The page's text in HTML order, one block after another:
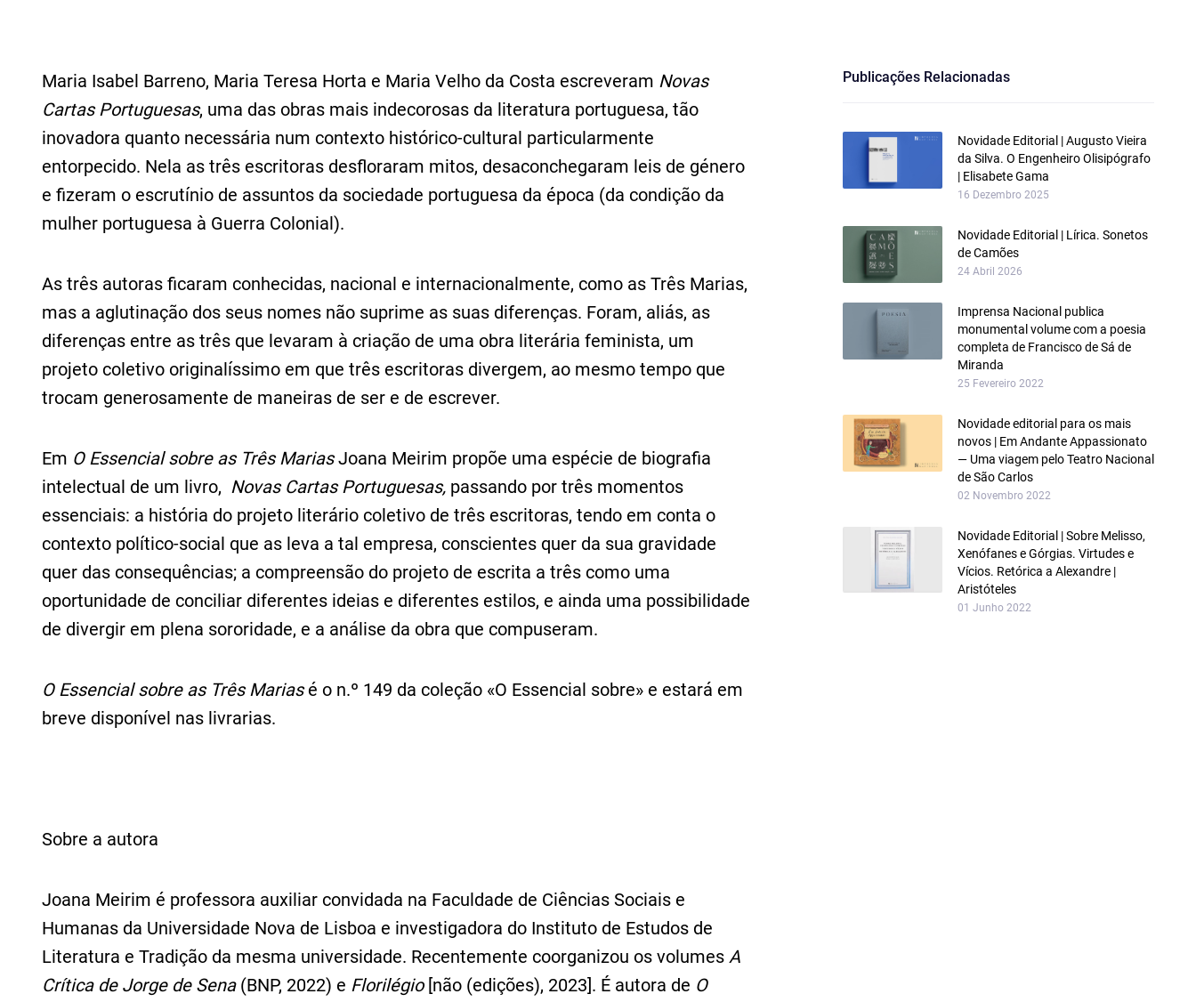
Maria Isabel Barreno, Maria Teresa Horta e Maria Velho da Costa escreveram Novas
Cartas Portuguesas, uma das obras mais indecorosas da literatura portuguesa, tão
inovadora quanto necessária num contexto histórico-cultural particularmente
entorpecido. Nela as três escritoras desfloraram mitos, desaconchegaram leis de género
e fizeram o escrutínio de assuntos da sociedade portuguesa da época (da condição da
mulher portuguesa à Guerra Colonial).
As três autoras ficaram conhecidas, nacional e internacionalmente, como as Três Marias,
mas a aglutinação dos seus nomes não suprime as suas diferenças. Foram, aliás, as
diferenças entre as três que levaram à criação de uma obra literária feminista, um
projeto coletivo originalíssimo em que três escritoras divergem, ao mesmo tempo que
trocam generosamente de maneiras de ser e de escrever.
Em O Essencial sobre as Três MariasJoana Meirim propõe uma espécie de biografia
intelectual de um livro, Novas Cartas Portuguesas, passando por três momentos
essenciais: a história do projeto literário coletivo de três escritoras, tendo em conta o
contexto político-social que as leva a tal empresa, conscientes quer da sua gravidade
quer das consequências; a compreensão do projeto de escrita a três como uma
oportunidade de conciliar diferentes ideias e diferentes estilos, e ainda uma possibilidade
de divergir em plena sororidade, e a análise da obra que compuseram.
O Essencial sobre as Três Mariasé o n.º 149 da coleção «O Essencial sobre» e estará em
breve disponível nas livrarias.
Sobre a autora
Joana Meirim é professora auxiliar convidada na Faculdade de Ciências Sociais e
Humanas da Universidade Nova de Lisboa e investigadora do Instituto de Estudos de
Literatura e Tradição da mesma universidade. Recentemente coorganizou os volumes A
Crítica de Jorge de Sena(BNP, 2022) e Florilégio[não (edições), 2023]. É autora de O
Publicações Relacionadas
Novidade Editorial | Augusto Vieira
da Silva. O Engenheiro Olisipógrafo
| Elisabete Gama
16 Dezembro 2025
Novidade Editorial | Lírica. Sonetos
de Camões
24 Abril 2026
Imprensa Nacional publica
monumental volume com a poesia
completa de Francisco de Sá de
Miranda
25 Fevereiro 2022
Novidade editorial para os mais
novos | Em Andante Appassionato
— Uma viagem pelo Teatro Nacional
de São Carlos
02 Novembro 2022
Novidade Editorial | Sobre Melisso,
Xenófanes e Górgias. Virtudes e
Vícios. Retórica a Alexandre |
Aristóteles
01 Junho 2022